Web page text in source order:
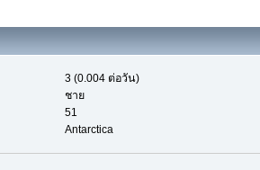
3 (0.004 ต่อวัน)
ชาย
51
Antarctica